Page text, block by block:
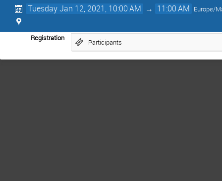
Tuesday Jan 12, 2021, 10:00 AM → 11:00 AM Europe/
Registration Participants